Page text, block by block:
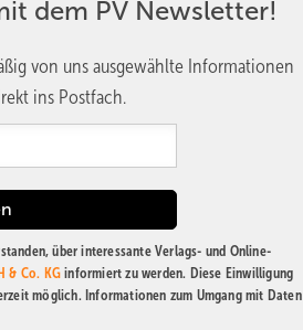
dem PV Newsletter!
von uns ausgewählte Informationen
ins Postfach.
über interessante Verlags- und Online-
& Co. KGinformiert zu werden. Diese Einwilligung
möglich. Informationen zum Umgang mit Daten